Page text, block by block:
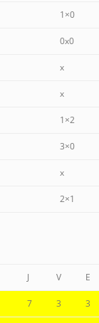
1×0
0x0
x
x
1×2
3×0
x
2×1
J V E
7 3 3